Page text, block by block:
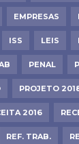
EMPRESAS
ISS LEIS
PENAL
PROJETO
2016
REF. TRAB.